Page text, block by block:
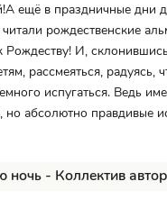
ещё в праздничные дни
рождественские
Рождеству! И,
рассмеяться, радуясь,
испугаться. Ведь
но абсолютно правдивые
ночь - Коллектив